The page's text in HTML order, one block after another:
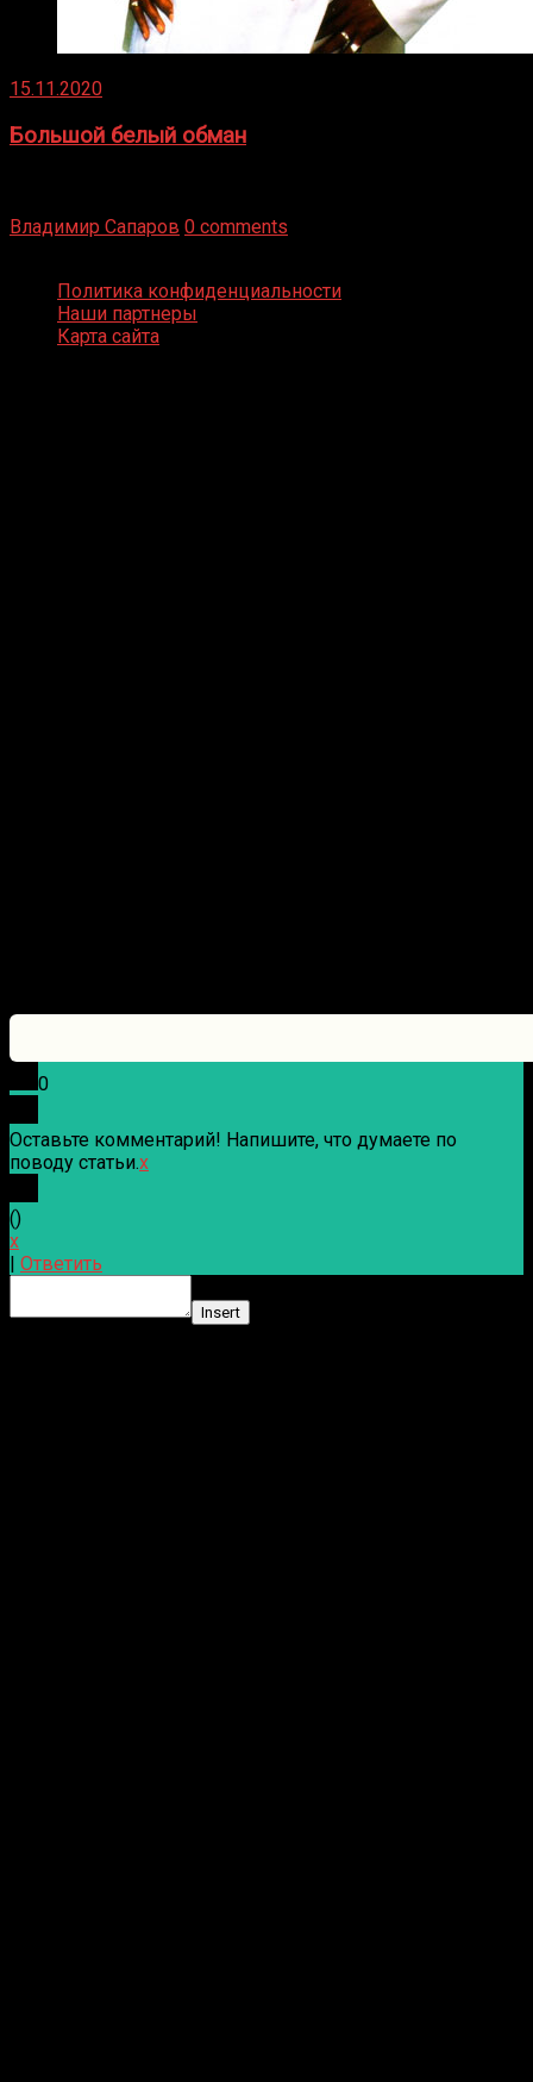
15.11.2020
Большой белый обман
Владимир Сапаров 0 comments
Политика конфиденциальности
Наши партнеры
Карта сайта
0
Оставьте комментарий! Напишите, что думаете по
поводу статьи.x
()
x
Ответить
Insert